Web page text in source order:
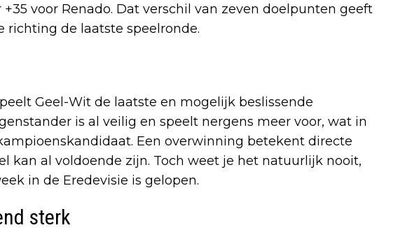
voor Renado. Dat verschil van zeven doelpunten geeft
richting de laatste speelronde.
Geel-Wit de laatste en mogelijk beslissende
is al veilig en speelt nergens meer voor, wat in
Een overwinning betekent directe
kan al voldoende zijn. Toch weet je het natuurlijk nooit,
in de Eredevisie is gelopen.
sterk